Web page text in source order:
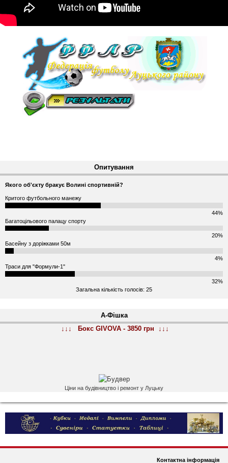
Опитування
Якого об'єкту бракує Волині спортивній?
Критого футбольного манежу
44%
Багатоцільового палацу спорту
20%
Басейну з доріжками 50м
4%
Траси для "Формули-1"
32%
Загальна кількість голосів: 25
А-Фішка
↓↓↓ Бокс GIVOVA - 3850 грн ↓↓↓
Ціни на будівництво і ремонт у Луцьку
Контактна інформація